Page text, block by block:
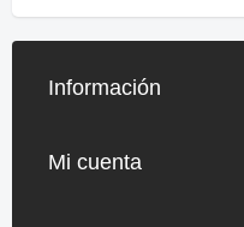
Información
Mi cuenta